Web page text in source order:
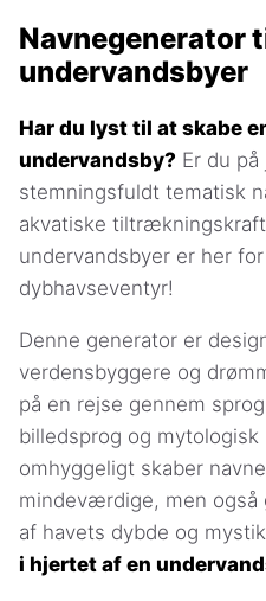
Navnegenerator
undervandsbyer
Har du lyst til at skabe
undervandsby? Er du
stemningsfuldt tematisk
akvatiske
undervandsbyer er her
dybhavseventyr!
Denne generator er
verdensbyggere og
på en rejse gennem
billedsprog og mytologisk
omhyggeligt skaber
mindeværdige, men også
af havets dybde og
i hjertet af en